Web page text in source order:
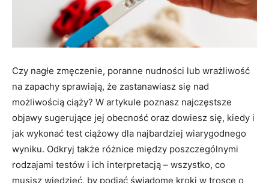
Czy nagłe zmęczenie, poranne nudności lub wrażliwość
na zapachy sprawiają, że zastanawiasz się nad
możliwością ciąży? W artykule poznasz najczęstsze
objawy sugerujące jej obecność oraz dowiesz się, kiedy i
jak wykonać test ciążowy dla najbardziej wiarygodnego
wyniku. Odkryj także różnice między poszczególnymi
rodzajami testów i ich interpretacją – wszystko, co
musisz wiedzieć, by podjąć świadome kroki w trosce o